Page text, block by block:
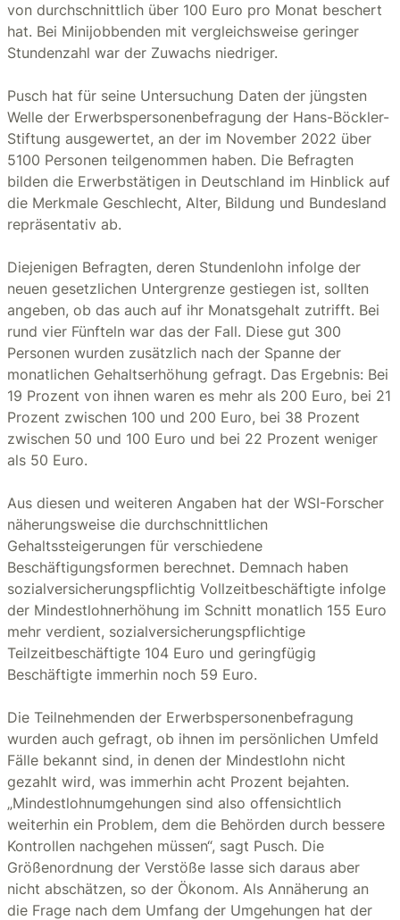
von durchschnittlich über 100 Euro pro Monat beschert
hat. Bei Minijobbenden mit vergleichsweise geringer
Stundenzahl war der Zuwachs niedriger.
Pusch hat für seine Untersuchung Daten der jüngsten
Welle der Erwerbspersonenbefragung der Hans-Böckler-
Stiftung ausgewertet, an der im November 2022 über
5100 Personen teilgenommen haben. Die Befragten
bilden die Erwerbstätigen in Deutschland im Hinblick auf
die Merkmale Geschlecht, Alter, Bildung und Bundesland
repräsentativ ab.
Diejenigen Befragten, deren Stundenlohn infolge der
neuen gesetzlichen Untergrenze gestiegen ist, sollten
angeben, ob das auch auf ihr Monatsgehalt zutrifft. Bei
rund vier Fünfteln war das der Fall. Diese gut 300
Personen wurden zusätzlich nach der Spanne der
monatlichen Gehaltserhöhung gefragt. Das Ergebnis: Bei
19 Prozent von ihnen waren es mehr als 200 Euro, bei 21
Prozent zwischen 100 und 200 Euro, bei 38 Prozent
zwischen 50 und 100 Euro und bei 22 Prozent weniger
als 50 Euro.
Aus diesen und weiteren Angaben hat der WSI-Forscher
näherungsweise die durchschnittlichen
Gehaltssteigerungen für verschiedene
Beschäftigungsformen berechnet. Demnach haben
sozialversicherungspflichtig Vollzeitbeschäftigte infolge
der Mindestlohnerhöhung im Schnitt monatlich 155 Euro
mehr verdient, sozialversicherungspflichtige
Teilzeitbeschäftigte 104 Euro und geringfügig
Beschäftigte immerhin noch 59 Euro.
Die Teilnehmenden der Erwerbspersonenbefragung
wurden auch gefragt, ob ihnen im persönlichen Umfeld
Fälle bekannt sind, in denen der Mindestlohn nicht
gezahlt wird, was immerhin acht Prozent bejahten.
„Mindestlohnumgehungen sind also offensichtlich
weiterhin ein Problem, dem die Behörden durch bessere
Kontrollen nachgehen müssen“, sagt Pusch. Die
Größenordnung der Verstöße lasse sich daraus aber
nicht abschätzen, so der Ökonom. Als Annäherung an
die Frage nach dem Umfang der Umgehungen hat der